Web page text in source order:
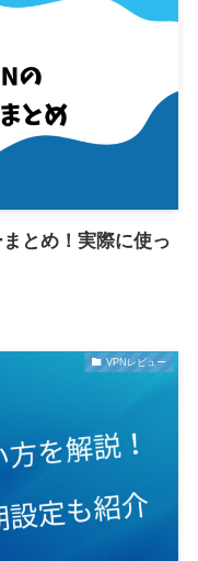
とめ！実際に使っ
VPNレビュー